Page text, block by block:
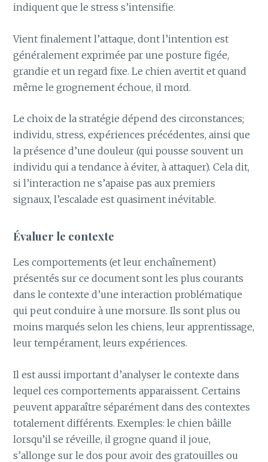
indiquent que le stress s’intensifie.
Vient finalement l’attaque, dont l’intention est
généralement exprimée par une posture figée,
grandie et un regard fixe. Le chien avertit et quand
même le grognement échoue, il mord.
Le choix de la stratégie dépend des circonstances;
individu, stress, expériences précédentes, ainsi que
la présence d’une douleur (qui pousse souvent un
individu qui a tendance à éviter, à attaquer). Cela dit,
si l’interaction ne s’apaise pas aux premiers
signaux, l’escalade est quasiment inévitable.
Évaluer le contexte
Les comportements (et leur enchaînement)
présentés sur ce document sont les plus courants
dans le contexte d’une interaction problématique
qui peut conduire à une morsure. Ils sont plus ou
moins marqués selon les chiens, leur apprentissage,
leur tempérament, leurs expériences.
Il est aussi important d’analyser le contexte dans
lequel ces comportements apparaissent. Certains
peuvent apparaître séparément dans des contextes
totalement différents. Exemples: le chien bâille
lorsqu’il se réveille, il grogne quand il joue,
s’allonge sur le dos pour avoir des gratouilles ou